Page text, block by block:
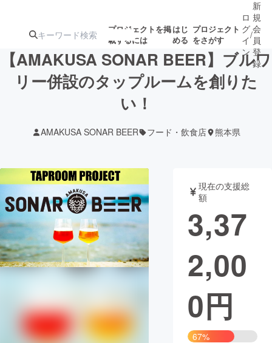
プロジェクトを掲
載するには
はじ
める
プロジェクト
をさがす
注目の新着プロ
テクノロジー・ガジェット
映像・映画 書籍・雑誌
ビジネス・起業 チャレンジ
CAMPFIRE for Social Good
CAMPFIRE Creation
ロ
グ
イ
ン
/
新
規
会
員
登
録
【AMAKUSA SONAR BEER】ブルワ
リー併設のタップルームを創りた
い！
AMAKUSA SONAR BEER フード・飲食店 熊本県
現在の支援総
額
3,37
2,00
0円
67%